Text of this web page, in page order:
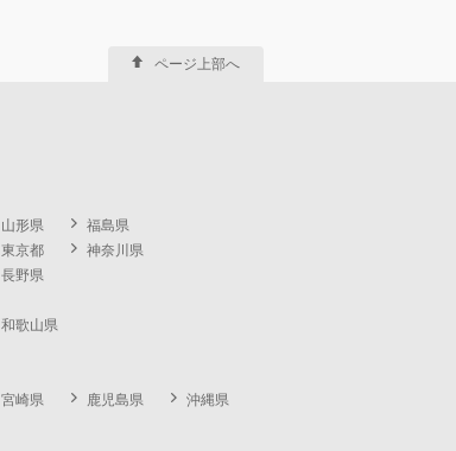
山形県
福島県
東京都
神奈川県
長野県
和歌山県
宮崎県 鹿児島県
沖縄県
ページ上部へ